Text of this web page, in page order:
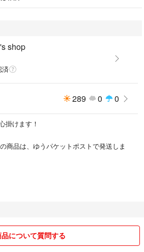
shop
済
289 0 0
掛けます！
商品は、ゆうパケットポストで発送しま
について質問する